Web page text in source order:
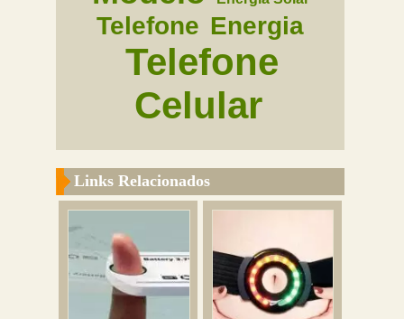
Telefone Energia
Telefone
Celular
Links Relacionados